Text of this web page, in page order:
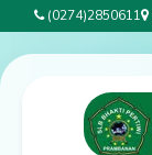
(0274)2850611